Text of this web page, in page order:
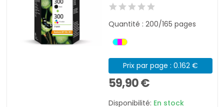
Quantité : 200/165 pages
Prix par page : 0.162 €
59,90 €
Disponibilité: En stock